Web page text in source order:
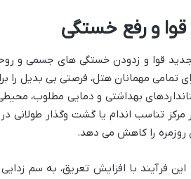
و رفع خستگی
قوا و زدودن خستگی های جسمی و
تمامی مهمانان هتل، فرصتی بی بدیل را
بهداشتی و دمایی مطلوب،
مرکز تناسب اندام یا گشت وگذار
را کاهش می دهد.
این فرآیند با افزایش تعریق، به سم